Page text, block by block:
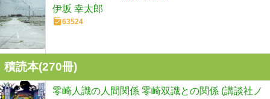
伊坂 幸太郎
63524
積読本(270冊)
零崎人識の人間関係 零崎双識との関係 (講談社ノ